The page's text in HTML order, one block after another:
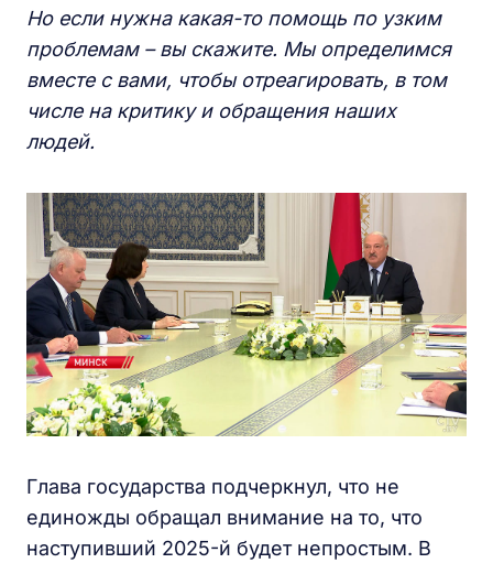
Но если нужна какая-то помощь по узким
проблемам – вы скажите. Мы определимся
вместе с вами, чтобы отреагировать, в том
числе на критику и обращения наших
людей.
Глава государства подчеркнул, что не
единожды обращал внимание на то, что
наступивший 2025-й будет непростым. В